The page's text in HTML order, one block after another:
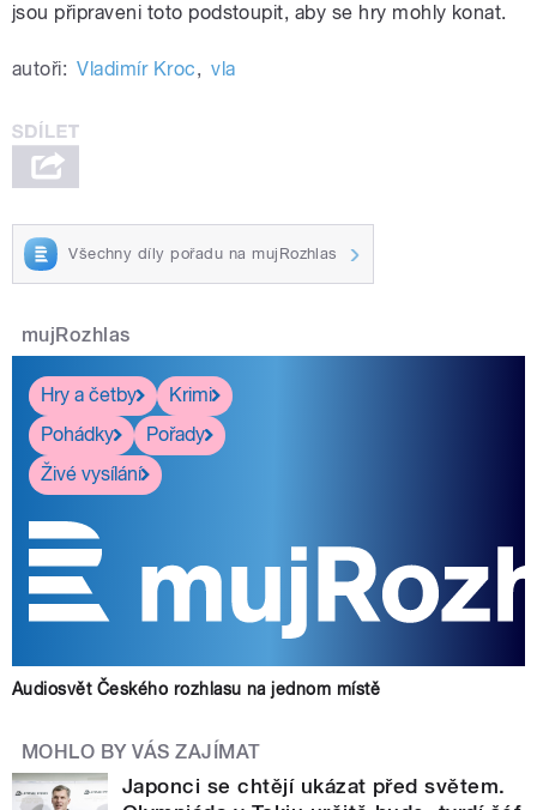
jsou připraveni toto podstoupit, aby se hry mohly konat.
autoři: Vladimír Kroc, vla
Všechny díly pořadu na mujRozhlas
mujRozhlas
Hry a četby
Krimi
Pohádky
Pořady
Živé vysílání
Audiosvět Českého rozhlasu na jednom místě
MOHLO BY VÁS ZAJÍMAT
Japonci se chtějí ukázat před světem.